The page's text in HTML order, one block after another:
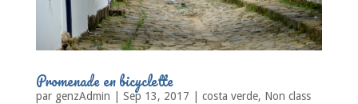
Promenade en bicyclette
par genzAdmin Sep 13, 2017 costa verde, Non class